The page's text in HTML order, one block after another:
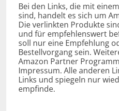
Bei den Links, die mit
sind, handelt es sich um
Die verlinkten Produkte
und für empfehlenswert
soll nur eine Empfehlung
Bestellvorgang sein.
Amazon Partner
Impressum. Alle anderen
Links und spiegeln nur
empfinde.